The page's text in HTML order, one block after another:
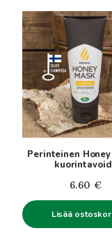
Perinteinen
6.60 €
Lisää